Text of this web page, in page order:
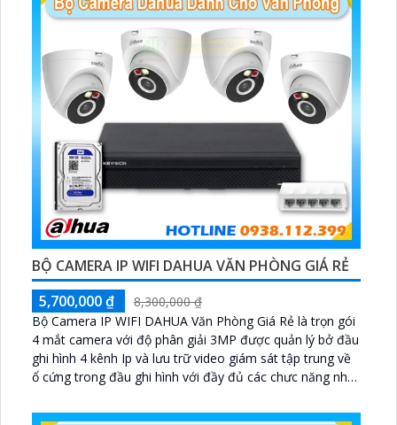
BỘ CAMERA IP WIFI DAHUA VĂN PHÒNG GIÁ RẺ
5,700,000 ₫
8,300,000 ₫
Bộ Camera IP WIFI DAHUA Văn Phòng Giá Rẻ là trọn gói
4 mắt camera với độ phân giải 3MP được quản lý bở đầu
ghi hình 4 kênh Ip và lưu trữ video giám sát tập trung về
ổ cứng trong đầu ghi hình với đầy đủ các chưc năng như
và giám sát có màu vào ban đêm